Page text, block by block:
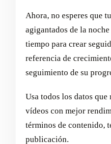
Ahora, no esperes que
agigantados de la
tiempo para crear
referencia de
seguimiento de su
Usa todos los datos
vídeos con mejor
términos de contenido,
publicación.